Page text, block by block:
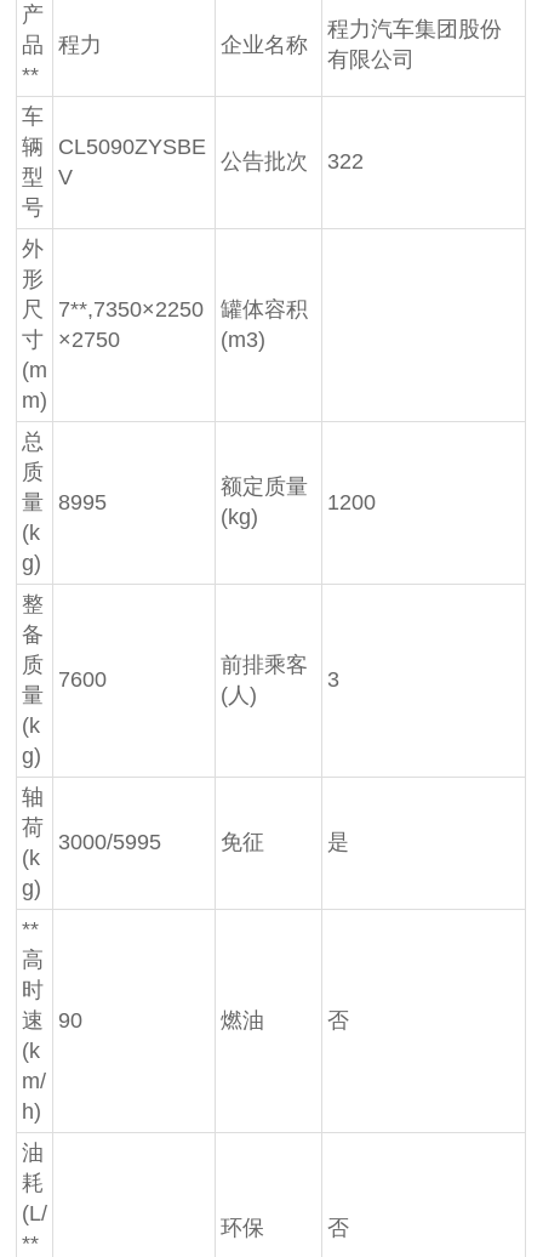
产
品
**
程力 企业名称
程力汽车集团股份
有限公司
车
辆
型
号
CL5090ZYSBE
V
公告批次 322
外
形
尺
寸
(m
m)
7**,7350×2250
×2750
罐体容积
(m3)
总
质
量
(k
g)
8995
额定质量
(kg)
1200
整
备
质
量
(k
g)
7600
前排乘客
(人)
3
轴
荷
(k
g)
3000/5995 免征 是
**
高
时
速
(k
m/
h)
90 燃油 否
油
耗
(L/
**
环保 否